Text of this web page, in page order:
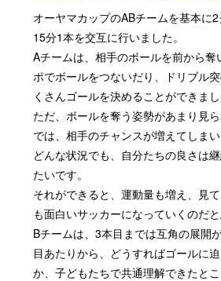
オーヤマカップのABチームを基本に2
15分1本を交互に行いました。
Aチームは、相手のボールを前から奪
ポでボールをつないだり、ドリブル
くさんゴールを決めることができまし
ただ、ボールを奪う姿勢があまり見
では、相手のチャンスが増えてしまい
どんな状況でも、自分たちの良さは
たいです。
それができると、運動量も増え、見
も面白いサッカーになっていくのだと
Bチームは、3本目までは互角の展開
目あたりから、どうすればゴールに
か、子どもたちで共通理解できたと